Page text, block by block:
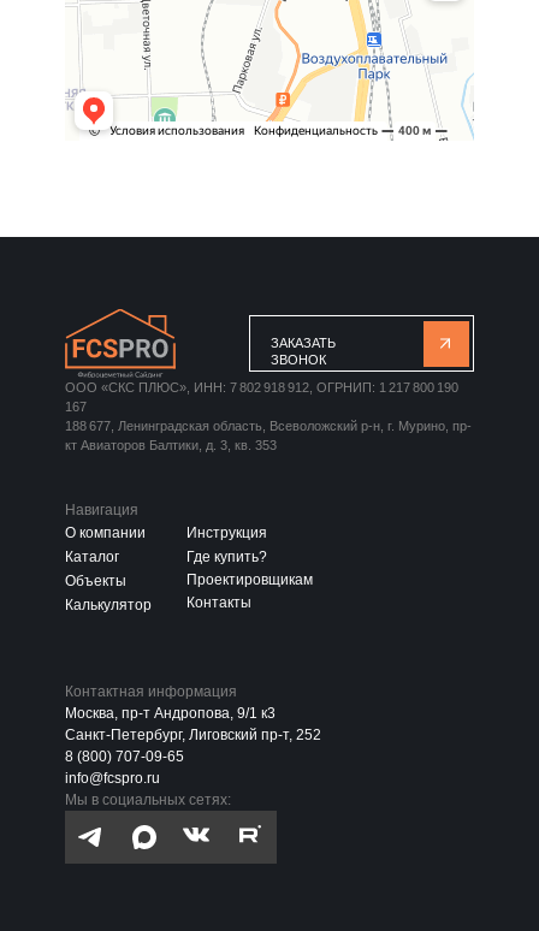
Навигация
О компании
Каталог
Объекты
Калькулятор
Инструкция
Где купить?
Проектировщикам
Контакты
Контактная информация
Москва, пр-т Андропова, 9/1 к3
Санкт-Петербург, Лиговский пр-т, 252
8 (800) 707-09-65
info@fcspro.ru
Мы в социальных сетях:
ЗАКАЗАТЬ
ЗВОНОК
ООО «СКС ПЛЮС», ИНН: 7 802 918 912, ОГРНИП: 1 217 800 190
167
188 677, Ленинградская область, Всеволожский р-н, г. Мурино, пр-
кт Авиаторов Балтики, д. 3, кв. 353